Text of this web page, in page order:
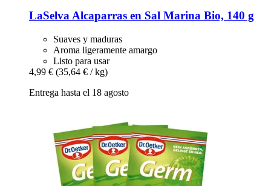
LaSelva Alcaparras en Sal Marina Bio, 140 g
Suaves y maduras
Aroma ligeramente amargo
Listo para usar
4,99 € (35,64 € / kg)
Entrega hasta el 18 agosto